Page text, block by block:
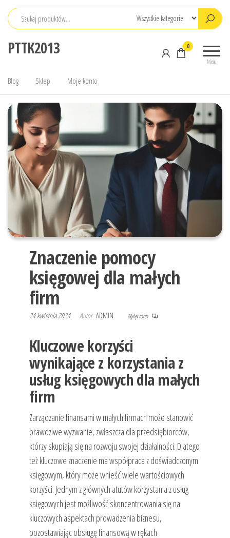
Przejdź
PTTK2013
Menu
0
Blog Sklep Moje konto
Znaczenie pomocy
księgowej dla małych
firm
24 kwietnia 2024 Autor ADMIN Wyłączono
Kluczowe korzyści
wynikające z korzystania z
usług księgowych dla małych
firm
Zarządzanie finansami w małych firmach może stanowić
prawdziwe wyzwanie, zwłaszcza dla przedsiębiorców,
którzy skupiają się na rozwoju swojej działalności. Dlatego
też kluczowe znaczenie ma współpraca z doświadczonym
księgowym, który może wnieść wiele wartościowych
korzyści. Jednym z głównych atutów korzystania z usług
księgowych jest możliwość skoncentrowania się na
kluczowych aspektach prowadzenia biznesu,
pozostawiając obsługę finansową w rękach